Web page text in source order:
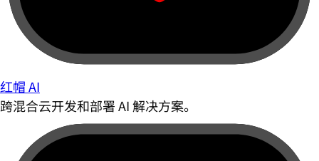
红帽 AI
跨混合云开发和部署 AI 解决方案。